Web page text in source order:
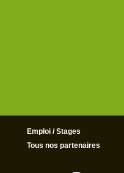
Emploi / Stages
Tous nos partenaires